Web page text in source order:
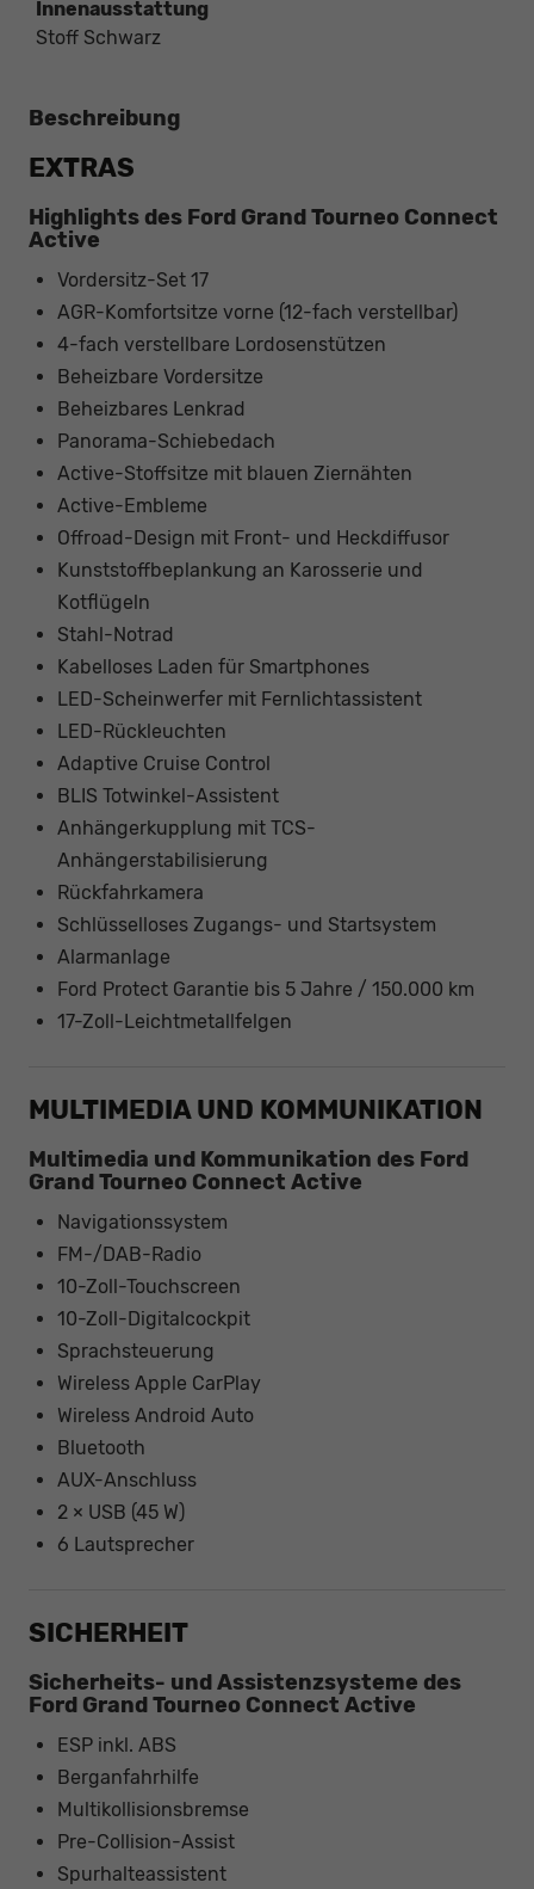
Innenausstattung
Stoff Schwarz
Beschreibung
EXTRAS
Highlights des Ford Grand Tourneo Connect
Active
Vordersitz-Set 17
AGR-Komfortsitze vorne (12-fach verstellbar)
4-fach verstellbare Lordosenstützen
Beheizbare Vordersitze
Beheizbares Lenkrad
Panorama-Schiebedach
Active-Stoffsitze mit blauen Ziernähten
Active-Embleme
Offroad-Design mit Front- und Heckdiffusor
Kunststoffbeplankung an Karosserie und
Kotflügeln
Stahl-Notrad
Kabelloses Laden für Smartphones
LED-Scheinwerfer mit Fernlichtassistent
LED-Rückleuchten
Adaptive Cruise Control
BLIS Totwinkel-Assistent
Anhängerkupplung mit TCS-
Anhängerstabilisierung
Rückfahrkamera
Schlüsselloses Zugangs- und Startsystem
Alarmanlage
Ford Protect Garantie bis 5 Jahre / 150.000 km
17-Zoll-Leichtmetallfelgen
MULTIMEDIA UND KOMMUNIKATION
Multimedia und Kommunikation des Ford
Grand Tourneo Connect Active
Navigationssystem
FM-/DAB-Radio
10-Zoll-Touchscreen
10-Zoll-Digitalcockpit
Sprachsteuerung
Wireless Apple CarPlay
Wireless Android Auto
Bluetooth
AUX-Anschluss
2 × USB (45 W)
6 Lautsprecher
SICHERHEIT
Sicherheits- und Assistenzsysteme des
Ford Grand Tourneo Connect Active
ESP inkl. ABS
Berganfahrhilfe
Multikollisionsbremse
Pre-Collision-Assist
Spurhalteassistent